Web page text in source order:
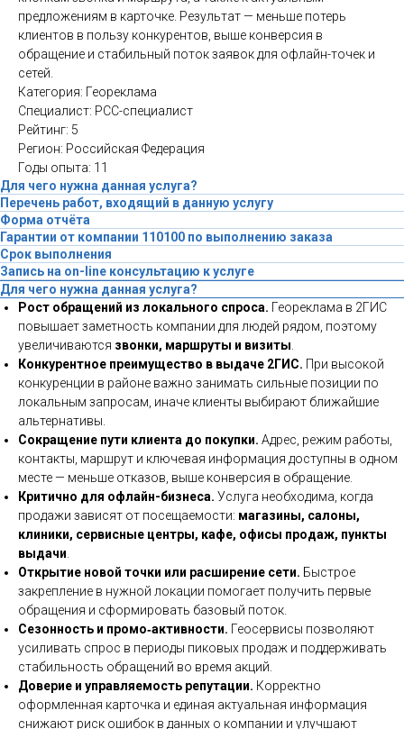
предложениям в карточке. Результат — меньше потерь
клиентов в пользу конкурентов, выше конверсия в
обращение и стабильный поток заявок для офлайн-точек и
сетей.
Категория: Геореклама
Специалист: PCC-специалист
Рейтинг: 5
Регион: Российская Федерация
Годы опыта: 11
Для чего нужна данная услуга?
Перечень работ, входящий в данную услугу
Форма отчёта
Гарантии от компании 110100 по выполнению заказа
Срок выполнения
Запись на on-line консультацию к услуге
Для чего нужна данная услуга?
Рост обращений из локального спроса. Геореклама в 2ГИС
повышает заметность компании для людей рядом, поэтому
увеличиваются звонки, маршруты и визиты
Конкурентное преимущество в выдаче 2ГИС. При высокой
конкуренции в районе важно занимать сильные позиции по
локальным запросам, иначе клиенты выбирают ближайшие
альтернативы.
Сокращение пути клиента до покупки. Адрес, режим работы,
контакты, маршрут и ключевая информация доступны в одном
месте — меньше отказов, выше конверсия в обращение.
Критично для офлайн-бизнеса. Услуга необходима, когда
продажи зависят от посещаемости: магазины, салоны,
клиники, сервисные центры, кафе, офисы продаж, пункты
выдачи
Открытие новой точки или расширение сети. Быстрое
закрепление в нужной локации помогает получить первые
обращения и сформировать базовый поток.
Сезонность и промо‑активности. Геосервисы позволяют
усиливать спрос в периоды пиковых продаж и поддерживать
стабильность обращений во время акций.
Доверие и управляемость репутации. Корректно
оформленная карточка и единая актуальная информация
снижают риск ошибок в данных о компании и улучшают